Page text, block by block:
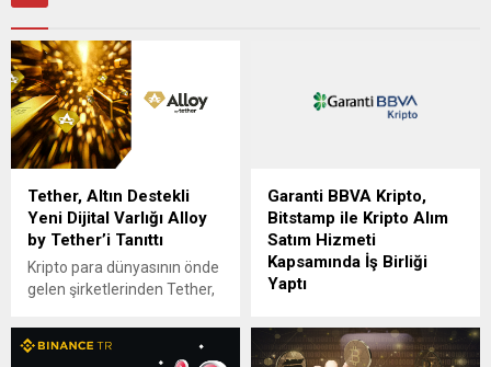
Tether, Altın Destekli
Yeni Dijital Varlığı Alloy
by Tether’i Tanıttı
Kripto para dünyasının önde
gelen şirketlerinden Tether,
(aUSDT) duyurdu. Bu token,
Tether Gold (XAU₮)
Garanti BBVA Kripto,
Bitstamp ile Kripto Alım
Satım Hizmeti
Kapsamında İş Birliği
Yaptı
ortaklığı olarak kurulan,
sektöründe öncü Garanti